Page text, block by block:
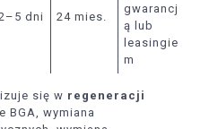
dni 24 mies.
gwarancj
ą lub
leasingie
m
się w regeneracji
BGA, wymiana